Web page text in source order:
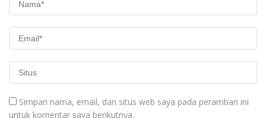
Simpan nama, email, dan situs web saya pada peramban ini
untuk komentar saya berikutnya.